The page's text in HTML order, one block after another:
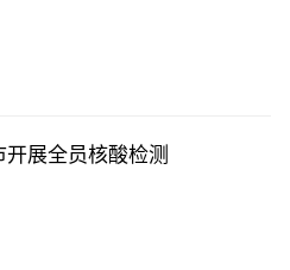
展全员核酸检测